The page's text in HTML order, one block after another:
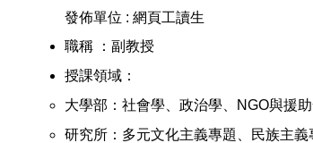
發佈單位 : 網頁工讀生
職稱
： 副教授
授課領域 ：
大學部：社會學、政治學、NGO與援
研究所：多元文化主義專題、民族主